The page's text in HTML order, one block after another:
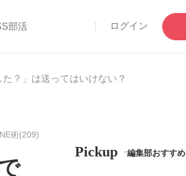
部活 ログイン
？」は送ってはいけない？
術(209)
Pickup 編集部おすすめ